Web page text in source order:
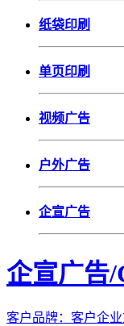
纸袋印刷
单页印刷
视频广告
户外广告
企宣广告
企宣广告
客户品牌：客户企